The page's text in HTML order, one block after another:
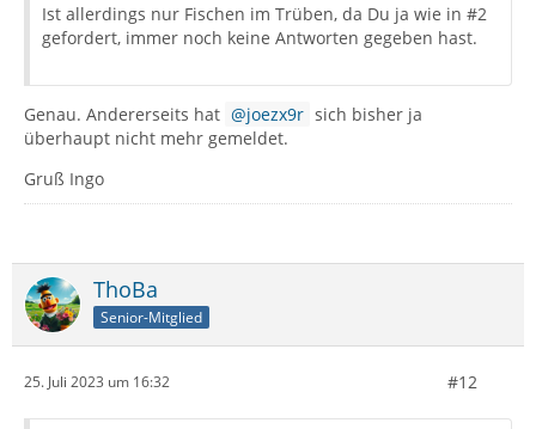
Ist allerdings nur Fischen im Trüben, da Du ja wie in #2
gefordert, immer noch keine Antworten gegeben hast.
Genau. Andererseits hat joezx9r sich bisher ja
überhaupt nicht mehr gemeldet.
Gruß Ingo
ThoBa
Senior-Mitglied
25. Juli 2023 um 16:32 #12